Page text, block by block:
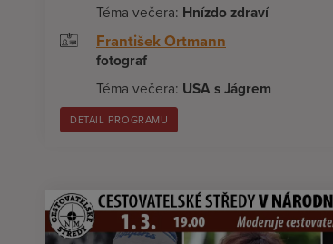
Téma večera: Hnízdo zdraví
František Ortmann
fotograf
Téma večera: USA s Jágrem
DETAIL PROGRAMU